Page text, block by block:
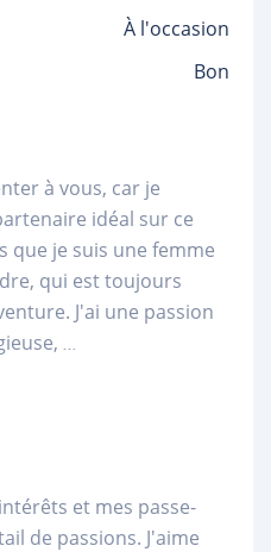
À l'occasion
Bon
à vous, car je
idéal sur ce
que je suis une femme
qui est toujours
J'ai une passion
...
et mes passe-
de passions. J'aime